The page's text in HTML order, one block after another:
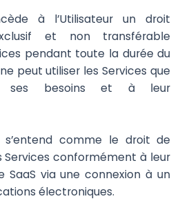
à l’Utilisateur un droit
et non transférable
pendant toute la durée du
peut utiliser les Services que
ses besoins et à leur
s’entend comme le droit de
conformément à leur
SaaS via une connexion à un
électroniques.